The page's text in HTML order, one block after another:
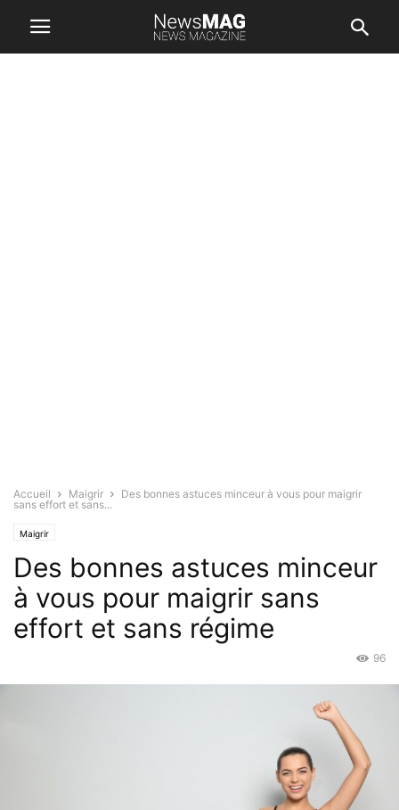
Accueil Maigrir
Des bonnes astuces minceur à vous pour maigrir
sans effort et sans...
Maigrir
Des bonnes astuces minceur
à vous pour maigrir sans
effort et sans régime
96